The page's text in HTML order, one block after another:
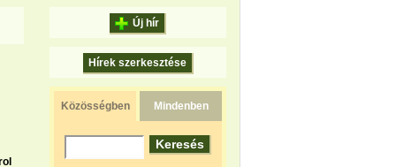
Új hír
Hírek szerkesztése
Közösségben Mindenben